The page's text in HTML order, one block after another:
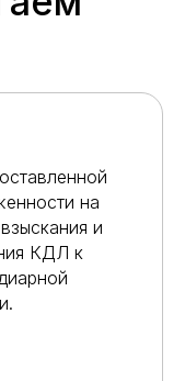
на
и
КДЛ к